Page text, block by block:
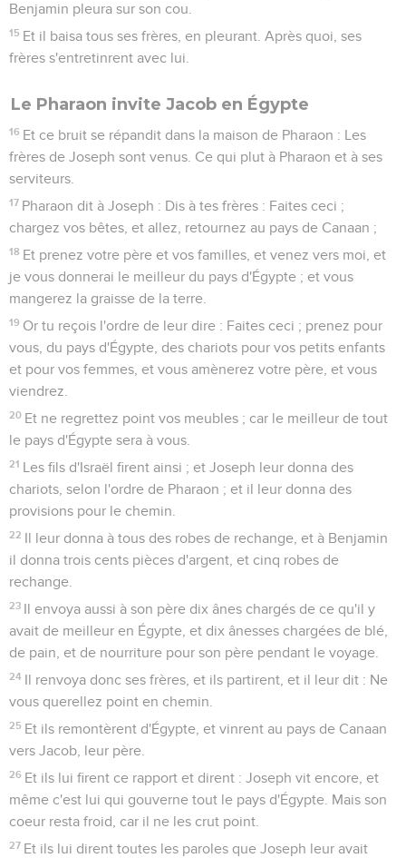
Benjamin pleura sur son cou.
15 Et il baisa tous ses frères, en pleurant. Après quoi, ses
frères s'entretinrent avec lui.
Le Pharaon invite Jacob en Égypte
16 Et ce bruit se répandit dans la maison de Pharaon : Les
frères de Joseph sont venus. Ce qui plut à Pharaon et à ses
serviteurs.
17 Pharaon dit à Joseph : Dis à tes frères : Faites ceci ;
chargez vos bêtes, et allez, retournez au pays de Canaan ;
18 Et prenez votre père et vos familles, et venez vers moi, et
je vous donnerai le meilleur du pays d'Égypte ; et vous
mangerez la graisse de la terre.
19 Or tu reçois l'ordre de leur dire : Faites ceci ; prenez pour
vous, du pays d'Égypte, des chariots pour vos petits enfants
et pour vos femmes, et vous amènerez votre père, et vous
viendrez.
20 Et ne regrettez point vos meubles ; car le meilleur de tout
le pays d'Égypte sera à vous.
21 Les fils d'Israël firent ainsi ; et Joseph leur donna des
chariots, selon l'ordre de Pharaon ; et il leur donna des
provisions pour le chemin.
22 Il leur donna à tous des robes de rechange, et à Benjamin
il donna trois cents pièces d'argent, et cinq robes de
rechange.
23 Il envoya aussi à son père dix ânes chargés de ce qu'il y
avait de meilleur en Égypte, et dix ânesses chargées de blé,
de pain, et de nourriture pour son père pendant le voyage.
24 Il renvoya donc ses frères, et ils partirent, et il leur dit : Ne
vous querellez point en chemin.
25 Et ils remontèrent d'Égypte, et vinrent au pays de Canaan
vers Jacob, leur père.
26 Et ils lui firent ce rapport et dirent : Joseph vit encore, et
même c'est lui qui gouverne tout le pays d'Égypte. Mais son
coeur resta froid, car il ne les crut point.
27 Et ils lui dirent toutes les paroles que Joseph leur avait